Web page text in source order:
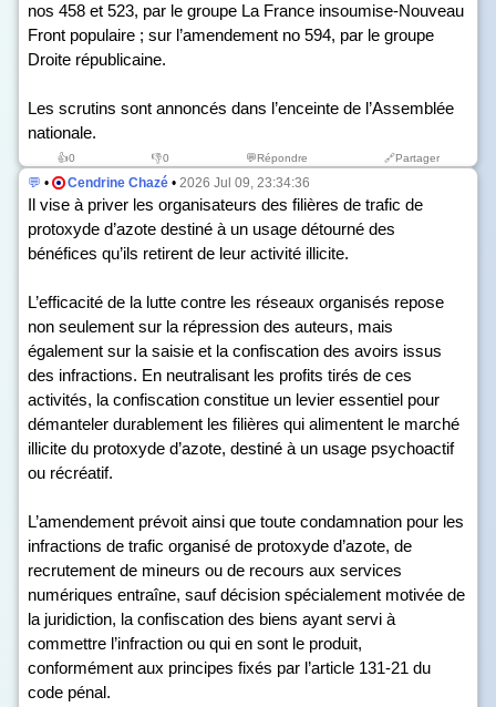
nos 458 et 523, par le groupe La France insoumise-Nouveau
Front populaire ; sur l’amendement no 594, par le groupe
Droite républicaine.
Les scrutins sont annoncés dans l’enceinte de l’Assemblée
nationale.
👍0 👎0 💬Répondre 🔗Partager
💬 • Cendrine Chazé • 2026 Jul 09, 23:34:36
Il vise à priver les organisateurs des filières de trafic de
protoxyde d’azote destiné à un usage détourné des
bénéfices qu’ils retirent de leur activité illicite.
L’efficacité de la lutte contre les réseaux organisés repose
non seulement sur la répression des auteurs, mais
également sur la saisie et la confiscation des avoirs issus
des infractions. En neutralisant les profits tirés de ces
activités, la confiscation constitue un levier essentiel pour
démanteler durablement les filières qui alimentent le marché
illicite du protoxyde d’azote, destiné à un usage psychoactif
ou récréatif.
L’amendement prévoit ainsi que toute condamnation pour les
infractions de trafic organisé de protoxyde d’azote, de
recrutement de mineurs ou de recours aux services
numériques entraîne, sauf décision spécialement motivée de
la juridiction, la confiscation des biens ayant servi à
commettre l’infraction ou qui en sont le produit,
conformément aux principes fixés par l’article 131-21 du
code pénal.